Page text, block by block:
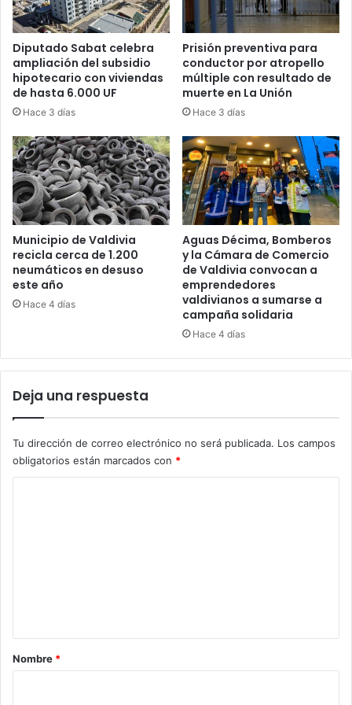
Diputado Sabat celebra
ampliación del subsidio
hipotecario con viviendas
de hasta 6.000 UF
Hace 3 días
Prisión preventiva para
conductor por atropello
múltiple con resultado de
muerte en La Unión
Hace 3 días
Municipio de Valdivia
recicla cerca de 1.200
neumáticos en desuso
este año
Hace 4 días
Aguas Décima, Bomberos
y la Cámara de Comercio
de Valdivia convocan a
emprendedores
valdivianos a sumarse a
campaña solidaria
Hace 4 días
Deja una respuesta
Tu dirección de correo electrónico no será publicada. Los campos
obligatorios están marcados con *
rNombre *